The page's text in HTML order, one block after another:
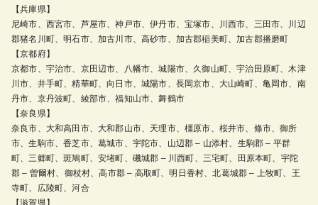
【兵庫県】
尼崎市、西宮市、芦屋市、神戸市、伊丹市、宝塚市、川西市、三田市、川辺
郡猪名川町、明石市、加古川市、高砂市、加古郡稲美町、加古郡播磨町
【京都府】
京都市、宇治市、京田辺市、八幡市、城陽市、久御山町、宇治田原町、木津
川市、井手町、精華町、向日市、城陽市、長岡京市、大山崎町、亀岡市、南
丹市、京丹波町、綾部市、福知山市、舞鶴市
【奈良県】
奈良市、大和高田市、大和郡山市、天理市、橿原市、桜井市、條市、御所
市、生駒市、香芝市、葛城市、宇陀市、山辺郡 – 山添村、生駒郡 – 平群
町、三郷町、斑鳩町、安堵町、磯城郡 – 川西町、三宅町、田原本町、宇陀
郡 – 曽爾村、御杖村、高市郡 – 高取町、明日香村、北葛城郡 – 上牧町、王
寺町、広陵町、河合
【滋賀県】